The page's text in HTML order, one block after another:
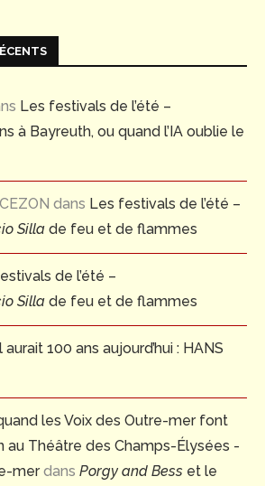
Les festivals de l’été –
à Bayreuth, ou quand l’IA oublie le
dans Les festivals de l’été –
Silla de feu et de flammes
de l’été –
Silla de feu et de flammes
aurait 100 ans aujourd’hui : HANS
les Voix des Outre-mer font
au Théâtre des Champs-Élysées -
merdans Porgy and Bess et le